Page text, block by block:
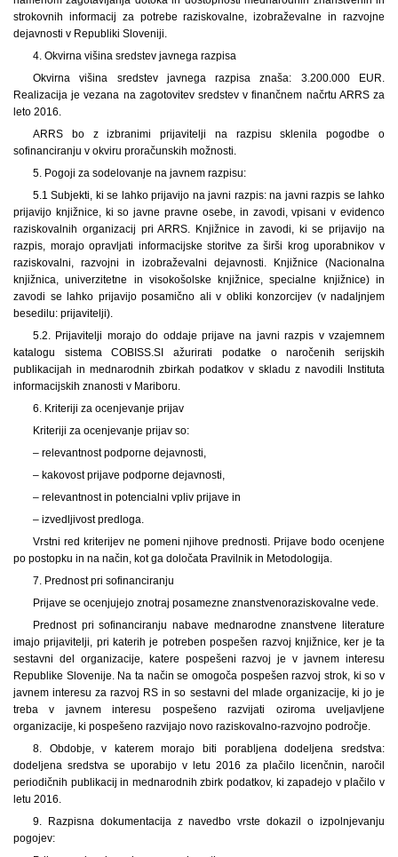
strokovnih informacij za potrebe raziskovalne, izobraževalne in razvojne
dejavnosti v Republiki Sloveniji.
4. Okvirna višina sredstev javnega razpisa
Okvirna višina sredstev javnega razpisa znaša: 3.200.000 EUR.
Realizacija je vezana na zagotovitev sredstev v finančnem načrtu ARRS za
leto 2016.
ARRS bo z izbranimi prijavitelji na razpisu sklenila pogodbe o
sofinanciranju v okviru proračunskih možnosti.
5. Pogoji za sodelovanje na javnem razpisu:
5.1 Subjekti, ki se lahko prijavijo na javni razpis: na javni razpis se lahko
prijavijo knjižnice, ki so javne pravne osebe, in zavodi, vpisani v evidenco
raziskovalnih organizacij pri ARRS. Knjižnice in zavodi, ki se prijavijo na
razpis, morajo opravljati informacijske storitve za širši krog uporabnikov v
raziskovalni, razvojni in izobraževalni dejavnosti. Knjižnice (Nacionalna
knjižnica, univerzitetne in visokošolske knjižnice, specialne knjižnice) in
zavodi se lahko prijavijo posamično ali v obliki konzorcijev (v nadaljnjem
besedilu: prijavitelji).
5.2. Prijavitelji morajo do oddaje prijave na javni razpis v vzajemnem
katalogu sistema COBISS.SI ažurirati podatke o naročenih serijskih
publikacijah in mednarodnih zbirkah podatkov v skladu z navodili Instituta
informacijskih znanosti v Mariboru.
6. Kriteriji za ocenjevanje prijav
Kriteriji za ocenjevanje prijav so:
– relevantnost podporne dejavnosti,
– kakovost prijave podporne dejavnosti,
– relevantnost in potencialni vpliv prijave in
– izvedljivost predloga.
Vrstni red kriterijev ne pomeni njihove prednosti. Prijave bodo ocenjene
po postopku in na način, kot ga določata Pravilnik in Metodologija.
7. Prednost pri sofinanciranju
Prijave se ocenjujejo znotraj posamezne znanstvenoraziskovalne vede.
Prednost pri sofinanciranju nabave mednarodne znanstvene literature
imajo prijavitelji, pri katerih je potreben pospešen razvoj knjižnice, ker je ta
sestavni del organizacije, katere pospešeni razvoj je v javnem interesu
Republike Slovenije. Na ta način se omogoča pospešen razvoj strok, ki so v
javnem interesu za razvoj RS in so sestavni del mlade organizacije, ki jo je
treba v javnem interesu pospešeno razvijati oziroma uveljavljene
organizacije, ki pospešeno razvijajo novo raziskovalno-razvojno področje.
8. Obdobje, v katerem morajo biti porabljena dodeljena sredstva:
dodeljena sredstva se uporabijo v letu 2016 za plačilo licenčnin, naročil
periodičnih publikacij in mednarodnih zbirk podatkov, ki zapadejo v plačilo v
letu 2016.
9. Razpisna dokumentacija z navedbo vrste dokazil o izpolnjevanju
pogojev: